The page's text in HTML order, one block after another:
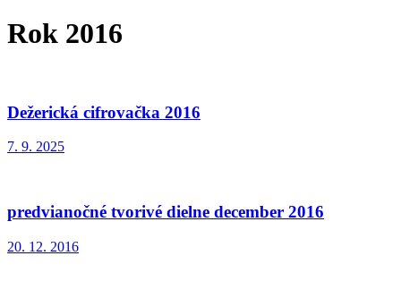
Rok 2016
Dežerická cifrovačka 2016
7. 9. 2025
predvianočné tvorivé dielne december 2016
20. 12. 2016